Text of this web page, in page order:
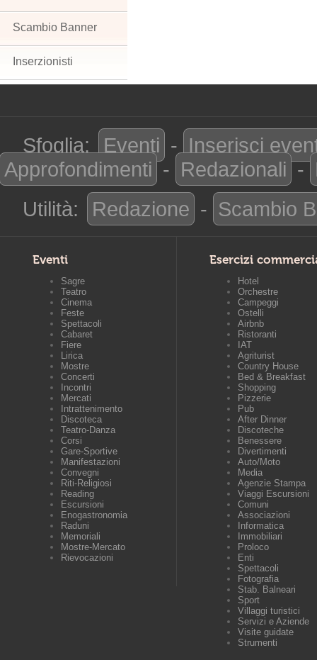
Scambio Banner
Inserzionisti
Sfoglia: Eventi - Inserisci
Approfondimenti - Redazionali -
Utilità:
Redazione - Scambio
Eventi
Sagre
Teatro
Cinema
Feste
Spettacoli
Cabaret
Fiere
Lirica
Mostre
Concerti
Incontri
Mercati
Intrattenimento
Discoteca
Teatro-Danza
Corsi
Gare-Sportive
Manifestazioni
Convegni
Riti-Religiosi
Reading
Escursioni
Enogastronomia
Raduni
Memoriali
Mostre-Mercato
Rievocazioni
Esercizi
Hotel
Orchestre
Campeggi
Ostelli
Airbnb
Ristoranti
IAT
Agriturist
Country House
Bed & Breakfast
Shopping
Pizzerie
Pub
After Dinner
Discoteche
Benessere
Divertimenti
Auto/Moto
Media
Agenzie Stampa
Viaggi Escursioni
Comuni
Associazioni
Informatica
Immobiliari
Proloco
Enti
Spettacoli
Fotografia
Stab. Balneari
Sport
Villaggi turistici
Servizi e Aziende
Visite guidate
Strumenti